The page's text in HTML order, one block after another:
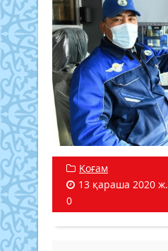
Қоғам
13 қараша 2020 ж.
0